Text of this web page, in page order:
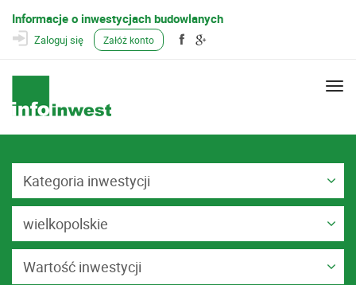
Informacje o inwestycjach budowlanych
Zaloguj się Załóż konto
Kategoria inwestycji
wielkopolskie
Wartość inwestycji